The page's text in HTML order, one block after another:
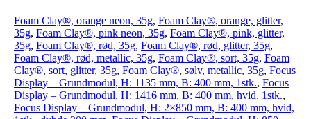
Foam Clay®, orange neon, 35g, Foam Clay®, orange, glitter,
35g, Foam Clay®, pink neon, 35g, Foam Clay®, pink, glitter,
35g, Foam Clay®, rød, 35g, Foam Clay®, rød, glitter, 35g,
Foam Clay®, rød, metallic, 35g, Foam Clay®, sort, 35g, Foam
Clay®, sort, glitter, 35g, Foam Clay®, sølv, metallic, 35g, Focus
Display – Grundmodul, H: 1135 mm, B: 400 mm, 1stk., Focus
Display – Grundmodul, H: 1416 mm, B: 400 mm, hvid, 1stk.,
Focus Display – Grundmodul, H: 2×850 mm, B: 400 mm, hvid,